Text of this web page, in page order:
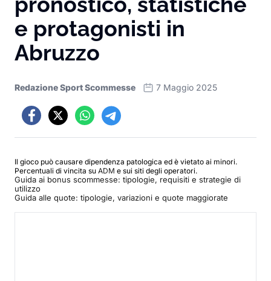
e protagonisti in
Abruzzo
Redazione Sport Scommesse 7 Maggio 2025
Il gioco può causare dipendenza patologica ed è vietato ai minori.
Percentuali di vincita su ADM e sui siti degli operatori.
Guida ai bonus scommesse: tipologie, requisiti e strategie di
utilizzo
Guida alle quote: tipologie, variazioni e quote maggiorate